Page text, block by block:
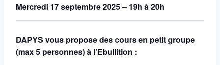
Mercredi 17 septembre 2025 – 19h à 20h
DAPYS vous propose des cours en petit groupe
(max 5 personnes) à l’Ebullition :